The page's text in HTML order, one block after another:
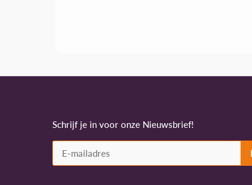
Schrijf je in voor onze Nieuwsbrief!